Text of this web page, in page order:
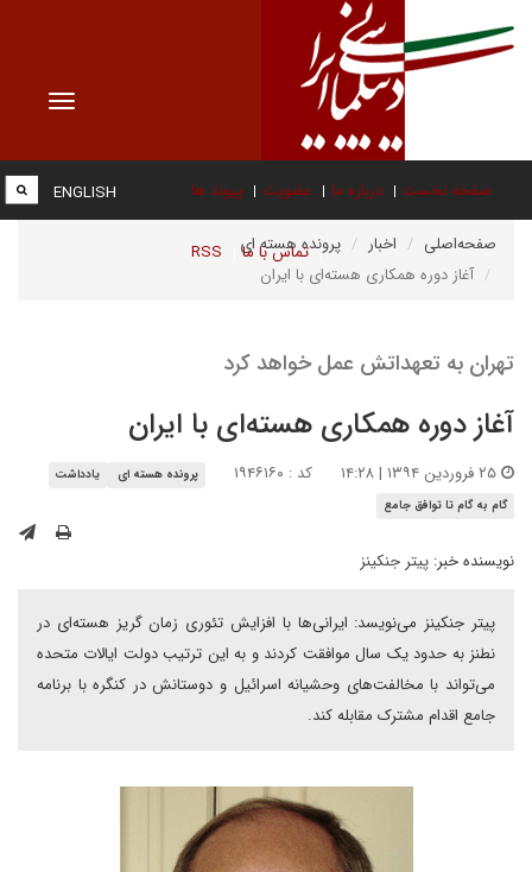
Toggle
صفحه نخست درباره ما عضویت پیوند ها
تماس با ما RSS
ENGLISH
صفحه‌اصلی اخبار
پرونده هسته ای
آغاز دوره همکاری هسته‌ای با ایران
تهران به تعهداتش عمل خواهد کرد
آغاز دوره همکاری هسته‌ای با ایران
کد : ۱۹۴۶۱۶۰ پرونده هسته ای
یادداشت
گام به گام تا توافق جامع
نویسنده خبر: پیتر جنکینز
پیتر جنکینز می‌نویسد: ایرانی‌ها با افزایش تئوری زمان گریز هسته‌ای در
نطنز به حدود یک سال موافقت کردند و به این ترتیب دولت ایالات متحده
می‌تواند با مخالفت‌های وحشیانه اسرائیل و دوستانش در کنگره با برنامه
جامع اقدام مشترک مقابله کند.